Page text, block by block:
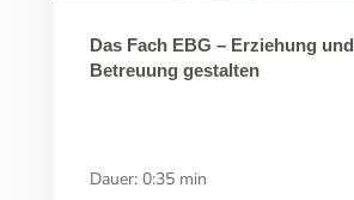
Das Fach EBG – Erziehung und
Betreuung gestalten
Dauer: 0:35 min